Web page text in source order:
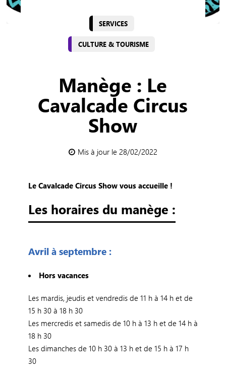
SERVICES
CULTURE & TOURISME
Manège : Le
Cavalcade Circus
Show
Mis à jour le 28/02/2022
Le Cavalcade Circus Show vous accueille !
Les horaires du manège :
Avril à septembre :
Hors vacances
Les mardis, jeudis et vendredis de 11 h à 14 h et de
15 h 30 à 18 h 30
Les mercredis et samedis de 10 h à 13 h et de 14 h à
18 h 30
Les dimanches de 10 h 30 à 13 h et de 15 h à 17 h
30